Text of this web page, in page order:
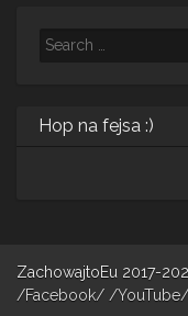
Search
Hop na fejsa :)
ZachowajtoEu 2017-
/Facebook/ /YouTube/